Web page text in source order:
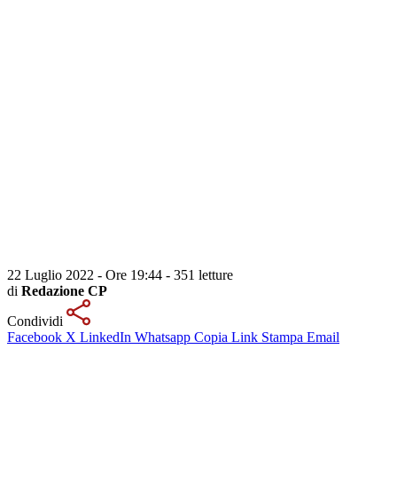
22 Luglio 2022 - Ore 19:44 - 351 letture
di Redazione CP
Condividi
Facebook X LinkedIn Whatsapp Copia Link Stampa Email